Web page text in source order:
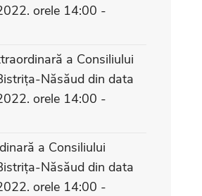
orele 14:00 -
a Consiliului
Năsăud din data
orele 14:00 -
a Consiliului
Năsăud din data
orele 14:00 -